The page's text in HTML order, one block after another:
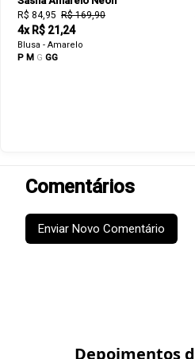
R$ 84,95 R$ 169,90
4x R$ 21,24
Blusa - Amarelo
P M G GG
Comentários
Enviar Novo Comentário
Depoimentos